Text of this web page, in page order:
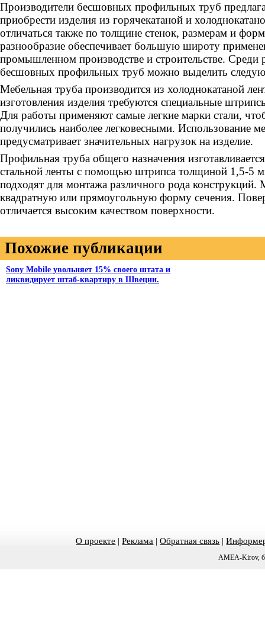
Производители бесшовных профильных труб
приобрести изделия из горячекатаной и
отличаться также по толщине стенок, размерам и
разнообразие обеспечивает большую широту
промышленном производстве и строительстве. Среди
бесшовных профильных труб можно выделить
Мебельная труба производится из холоднокатаной
изготовления изделия требуются специальные
Для работы применяют самые легкие марки стали,
получились наиболее легковесными. Использование
предусматривает значительных нагрузок на изделие.
Профильная труба общего назначения
стальной ленты с помощью штрипса толщиной 1,5-5
подходят для монтажа различного рода конструкций.
квадратную или прямоугольную форму сечения.
отличается высоким качеством поверхности.
Похожие публикации
Sony Mobile увольняет 15% своего штата и
ликвидирует штаб-квартиру в Швеции.
О проекте |Реклама |Обратная связь |
AMEA-Kirov,